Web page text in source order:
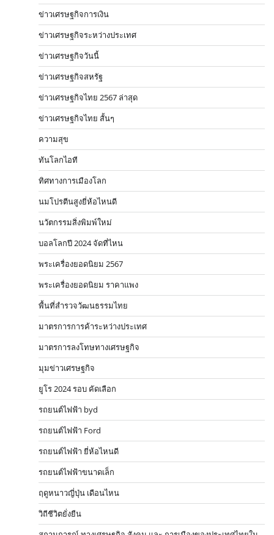
ข่าวเศรษฐกิจการเงิน
ข่าวเศรษฐกิจระหว่างประเทศ
ข่าวเศรษฐกิจวันนี้
ข่าวเศรษฐกิจสหรัฐ
ข่าวเศรษฐกิจไทย 2567 ล่าสุด
ข่าวเศรษฐกิจไทย สั้นๆ
ความสุข
ทันโลกไอที
ทิศทางการเมืองโลก
นมโปรตีนสูงยี่ห้อไหนดี
นวัตกรรมสิ่งพิมพ์ใหม่
บอลโลกปี 2024 จัดที่ไหน
พระเครื่องยอดนิยม 2567
พระเครื่องยอดนิยม ราคาแพง
พื้นที่สำรวจวัฒนธรรมไทย
มาตรการการค้าระหว่างประเทศ
มาตรการลงโทษทางเศรษฐกิจ
มุมข่าวเศรษฐกิจ
ยูโร 2024 รอบ คัดเลือก
รถยนต์ไฟฟ้า byd
รถยนต์ไฟฟ้า Ford
รถยนต์ไฟฟ้า ยี่ห้อไหนดี
รถยนต์ไฟฟ้าขนาดเล็ก
ฤดูหนาวญี่ปุ่น เดือนไหน
วิถีชีวิตยั่งยืน